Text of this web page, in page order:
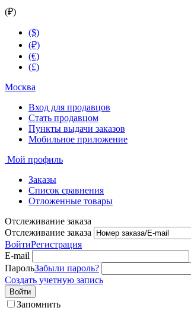
(₽)
($)
(₽)
(€)
(£)
Москва
Вход для продавцов
Стать продавцом
Пункты выдачи заказов
Мобильное приложение
Мой профиль
Заказы
Список сравнения
Отложенные товары
Отслеживание заказа
Отслеживание заказа
ВойтиРегистрация
E-mail
ПарольЗабыли пароль?
Создать учетную запись
Войти
Запомнить